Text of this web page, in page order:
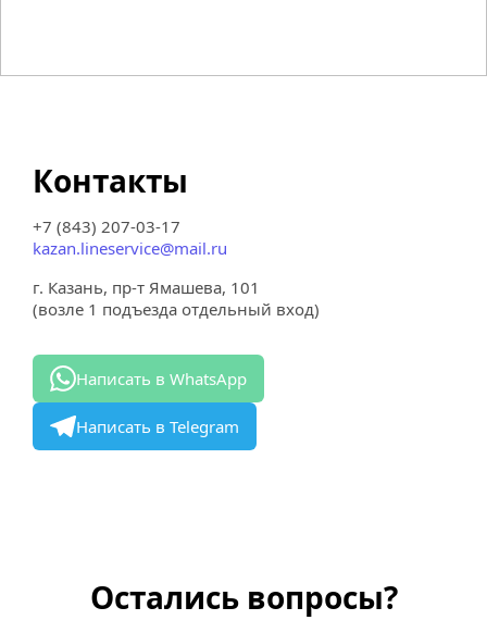
Контакты
+7 (843) 207-03-17
kazan.lineservice@mail.ru
г. Казань, пр-т Ямашева, 101
(возле 1 подъезда отдельный вход)
Написать в WhatsApp
Написать в Telegram
Остались вопросы?